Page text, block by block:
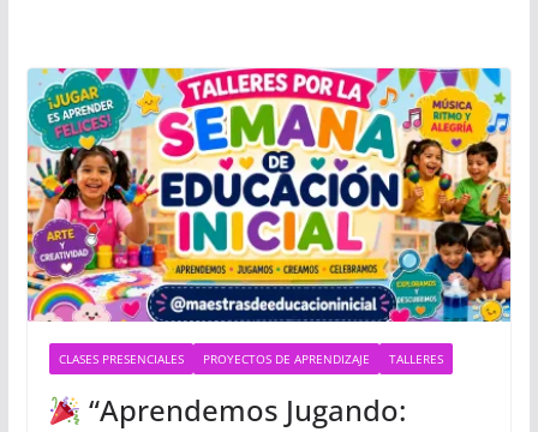
CLASES PRESENCIALES PROYECTOS DE APRENDIZAJE TALLERES
“Aprendemos Jugando: